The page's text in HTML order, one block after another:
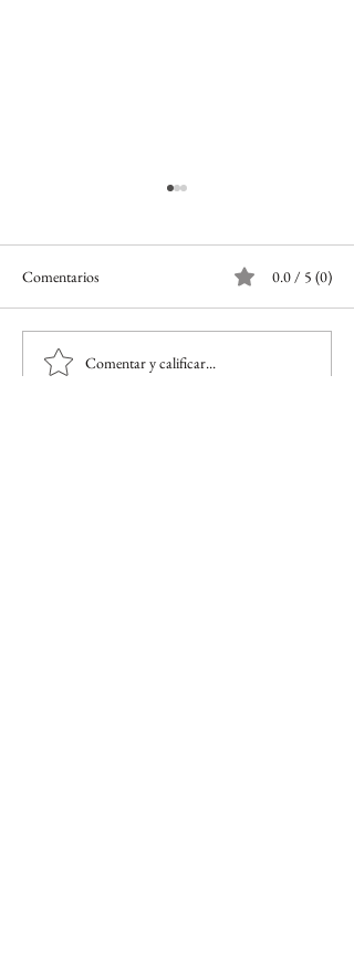
Vive experiencias únicas
Comentarios 0.0 / 5 (0)
Comentar y calificar...